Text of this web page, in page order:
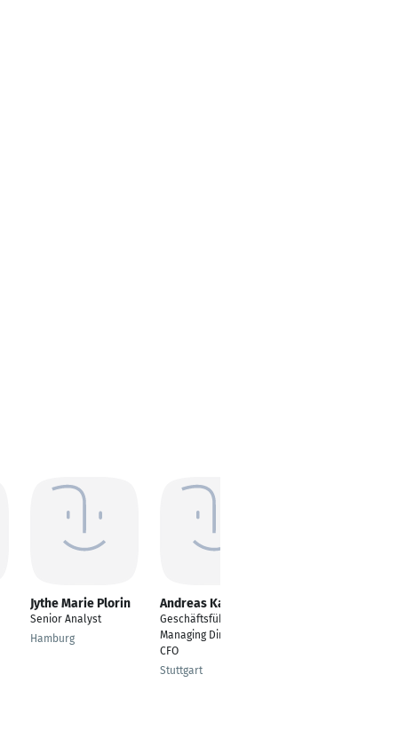
Jythe Marie Plorin
Senior Analyst
Hamburg
Andreas Karl
Geschäftsführer /
Managing Director /
CFO
Stuttgart